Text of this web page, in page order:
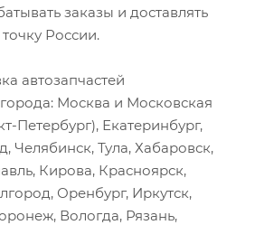
заказы и доставлять
России.
автозапчастей
Москва и Московская
Петербург), Екатеринбург,
Челябинск, Тула, Хабаровск,
Кирова, Красноярск,
Оренбург, Иркутск,
Вологда, Рязань,